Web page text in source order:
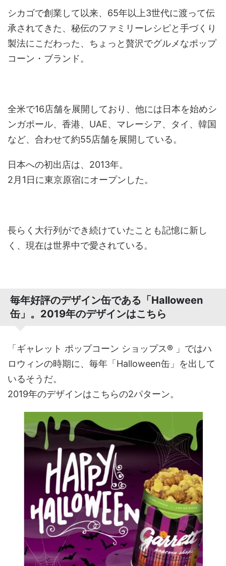
シカゴで創業して以来、65年以上3世代に渡って伝
承されてきた、秘伝のファミリーレシピと手づくり
製法にこだわった、ちょっと贅沢でグルメなポップ
コーン・ブランド。
全米で16店舗を展開しており、他には日本を始めシ
ンガポール、香港、UAE、マレーシア、タイ、韓国
など、合わせて約55店舗を展開している。
日本への初出店は、2013年。
2月1日に東京原宿にオープンした。
長らく大行列ができ続けていたことも記憶に新し
く、現在は世界中で愛されている。
毎年好評のデザイン缶である「Halloween
缶」。2019年のデザインはこちら
「ギャレット ポップコーン ショップス® 」ではハ
ロウィンの時期に、毎年「Halloween缶」を出して
いるそうだ。
2019年のデザインはこちらの2パターン。